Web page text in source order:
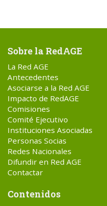
Sobre la RedAGE
La Red AGE
Antecedentes
Asociarse a la Red AGE
Impacto de RedAGE
Comisiones
Comité Ejecutivo
Instituciones Asociadas
Personas Socias
Redes Nacionales
Difundir en Red AGE
Contactar
Contenidos